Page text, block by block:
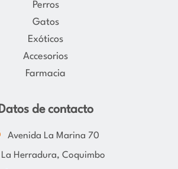
Perros
Gatos
Exóticos
Accesorios
Farmacia
Datos de contacto
Avenida La Marina 70
La Herradura, Coquimbo